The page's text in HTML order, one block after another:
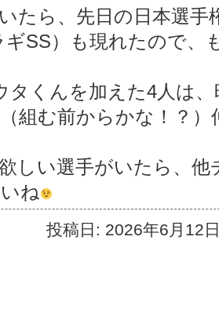
たら、先日の日本選
ギSS）も現れたので、
タくんを加えた4人は
組む前からかな！？）
しい選手がいたら、
ね
投稿日: 2026年6月12